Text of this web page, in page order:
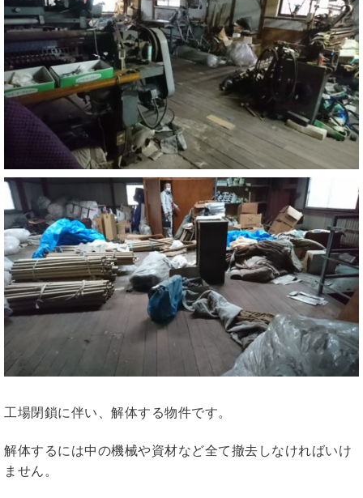
工場閉鎖に伴い、解体する物件です。
解体するには中の機械や資材など全て撤去しなければいけ
ません。